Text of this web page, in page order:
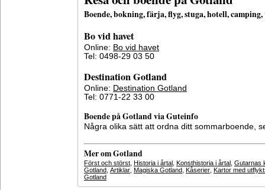
Boende, bokning, färja, flyg, stuga, hotell,
Bo vid havet
Online: Bo vid havet
Tel: 0498-29 03 50
Destination Gotland
Online: Destination Gotland
Tel: 0771-22 33 00
Boende på Gotland via Guteinfo
Några olika sätt att ordna ditt sommarboende,
Mer om Gotland
Först och störst Historia i årtal Konsthistoria i årtal Gutarnas
Gotland Artiklar Magiska Gotland Kåserier Kartor med
Gotland